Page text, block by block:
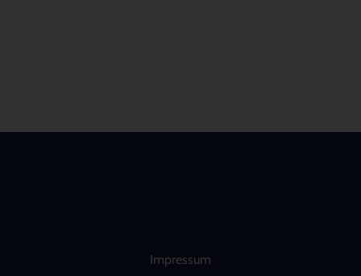
Impressum